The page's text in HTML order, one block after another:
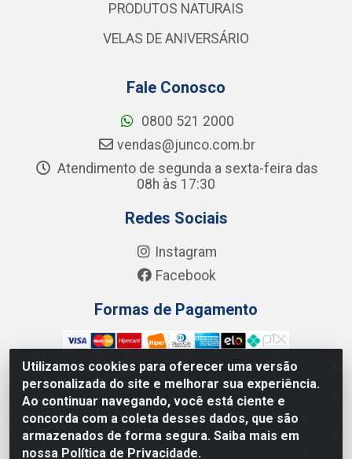
Utilizamos cookies para oferecer uma versão
personalizada do site e melhorar sua experiência.
Ao continuar navegando, você está ciente e
concorda com a coleta desses dados, que são
armazenados de forma segura. Saiba mais em
nossa Política de Privacidade.
PRODUTOS NATURAIS
VELAS DE ANIVERSÁRIO
Fale Conosco
0800 521 2000
vendas@junco.com.br
Atendimento de segunda a sexta-feira das
08h às 17:30
Redes Sociais
Instagram
Facebook
Formas de Pagamento
Junco Industria e Comercio Ltda - R. Lineu Anterino
Mariano, 505 - Distrito Industrial, Uberlândia - MG CEP
38.402-346 - CNPJ: 66.312.653/0001-14